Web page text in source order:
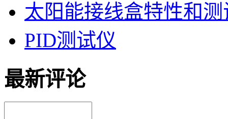
太阳能接线盒特性和
PID测试仪
最新评论